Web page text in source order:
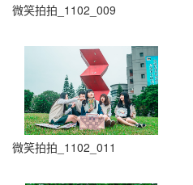
微笑拍拍_1102_009
微笑拍拍_1102_011